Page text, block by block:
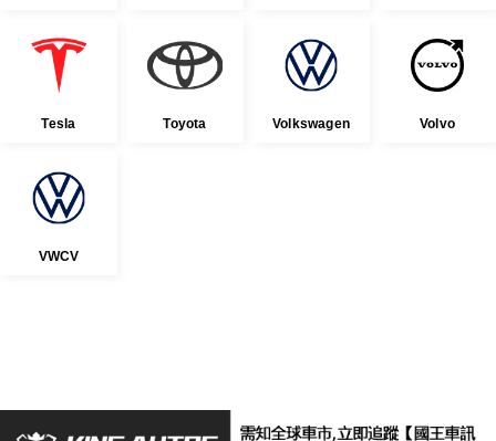
Tesla Toyota Volkswagen Volvo
VWCV